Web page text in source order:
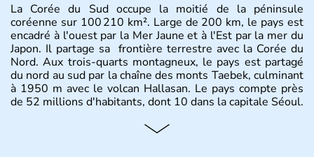
La Corée du Sud occupe la moitié de la péninsule
coréenne sur 100 210 km². Large de 200 km, le pays est
encadré à l'ouest par la Mer Jaune et à l'Est par la mer du
Japon. Il partage sa frontière terrestre avec la Corée du
Nord. Aux trois-quarts montagneux, le pays est partagé
du nord au sud par la chaîne des monts Taebek, culminant
à 1950 m avec le volcan Hallasan. Le pays compte près
de 52 millions d'habitants, dont 10 dans la capitale Séoul.
Histoire et administration